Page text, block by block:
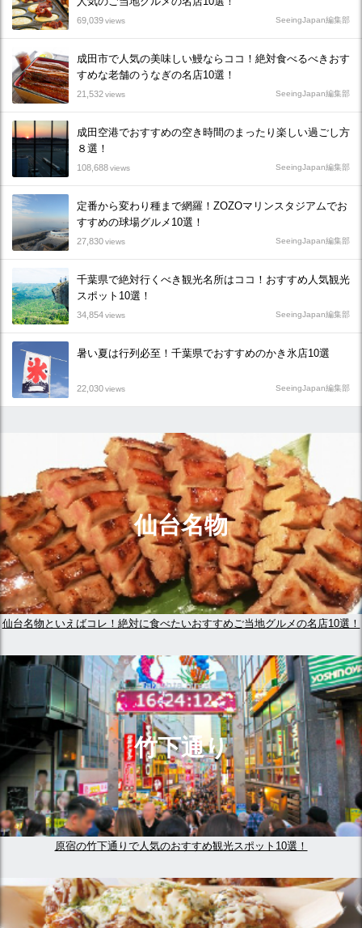
69,039views SeeingJapan編集部
成田市で人気の美味しい鰻ならココ！絶対食べるべきおす
すめな老舗のうなぎの名店10選！
21,532views SeeingJapan編集部
成田空港でおすすめの空き時間のまったり楽しい過ごし方
８選！
108,688views SeeingJapan編集部
定番から変わり種まで網羅！ZOZOマリンスタジアムでお
すすめの球場グルメ10選！
27,830views SeeingJapan編集部
千葉県で絶対行くべき観光名所はココ！おすすめ人気観光
スポット10選！
34,854views SeeingJapan編集部
暑い夏は行列必至！千葉県でおすすめのかき氷店10選
22,030views SeeingJapan編集部
仙台名物
仙台名物といえばコレ！絶対に食べたいおすすめご当地グルメの名店10選！
竹下通り
原宿の竹下通りで人気のおすすめ観光スポット10選！